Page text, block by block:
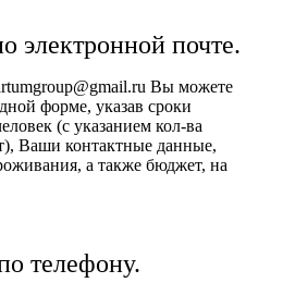
электронной почте.
Вы можете
форме, указав сроки
(с указанием кол-ва
Ваши контактные данные,
а также бюджет, на
телефону.